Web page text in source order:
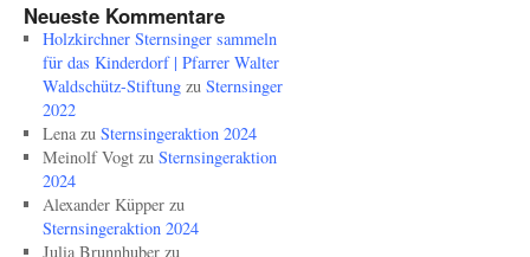
Neueste Kommentare
Holzkirchner Sternsinger sammeln
für das Kinderdorf | Pfarrer Walter
Waldschütz-Stiftungzu Sternsinger
2022
Lenazu Sternsingeraktion 2024
Meinolf Vogtzu Sternsingeraktion
2024
Alexander Küpperzu
Sternsingeraktion 2024
Julia Brunnhuberzu